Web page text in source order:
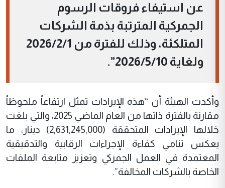
عن استيفاء فروقات الرسوم
الجمركية المترتبة بذمة الشركات
المتلكئة، وذلك للفترة من 2026/2/1
ولغاية 2026/5/10”.
وأكدت الهيئة أن “هذه الإيرادات تمثل ارتفاعاً ملحوظاً
مقارنة بالفترة ذاتها من العام الماضي 2025، والتي بلغت
خلالها الإيرادات المتحققة (2,631,245,000) دينار، ما
يعكس تنامي كفاءة الإجراءات الرقابية والتدقيقية
المعتمدة في العمل الجمركي وتعزيز متابعة الملفات
الخاصة بالشركات المخالفة”.